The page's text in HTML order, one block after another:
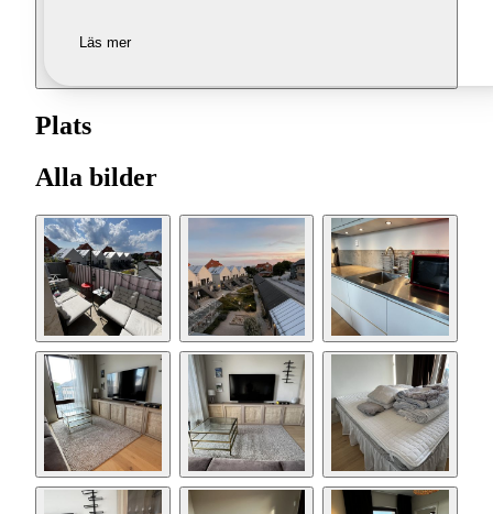
Läs mer
Plats
Alla bilder